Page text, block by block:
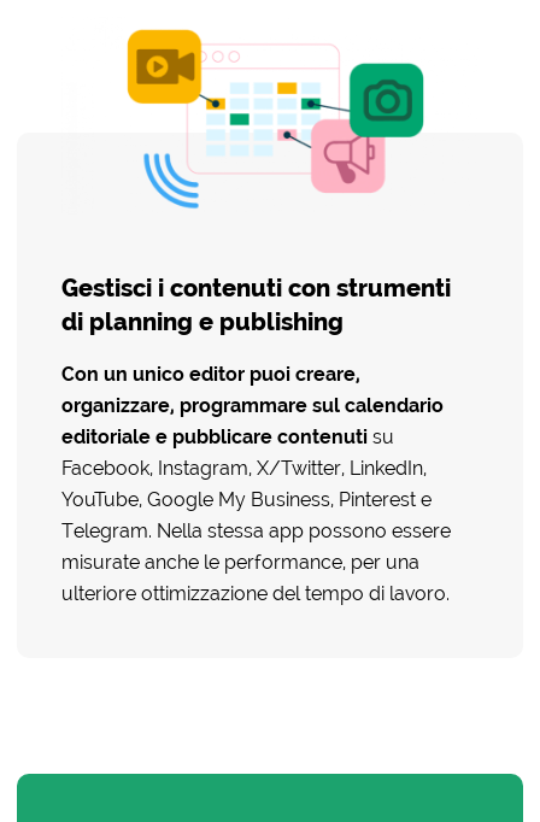
Gestisci i contenuti con strumenti
di planning e publishing
Con un unico editor puoi creare,
organizzare, programmare sul calendario
editoriale e pubblicare contenuti su
Facebook, Instagram, X/Twitter, LinkedIn,
YouTube, Google My Business, Pinterest e
Telegram. Nella stessa app possono essere
misurate anche le performance, per una
ulteriore ottimizzazione del tempo di lavoro.